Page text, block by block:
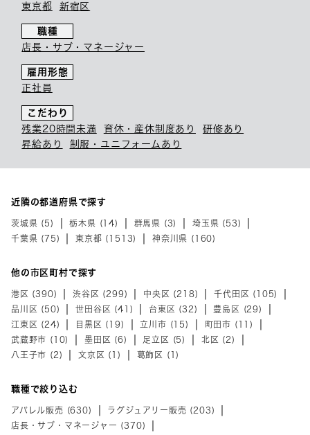
東京都
新宿区
職種
店長・サブ・マネージャー
雇用形態
正社員
こだわり
残業20時間未満
育休・産休制度あり
研修あり
昇給あり
制服・ユニフォームあり
近隣の都道府県で探す
茨城県 (5) 栃木県 (14) 群馬県 (3)
埼玉県 (53)
千葉県 (75)
東京都 (1513) 神奈川県 (160)
他の市区町村で探す
港区 (390) 渋谷区 (299) 中央区 (218)
千代田区 (105)
品川区 (50)
世田谷区 (41) 台東区 (32)
豊島区 (29)
江東区 (24)
目黒区 (19) 立川市 (15)
町田市 (11)
武蔵野市 (10)
墨田区 (6) 足立区 (5)
北区 (2)
八王子市 (2)
文京区 (1) 葛飾区 (1)
職種で絞り込む
アパレル販売 (630)
ラグジュアリー販売 (203)
店長・サブ・マネージャー (370)